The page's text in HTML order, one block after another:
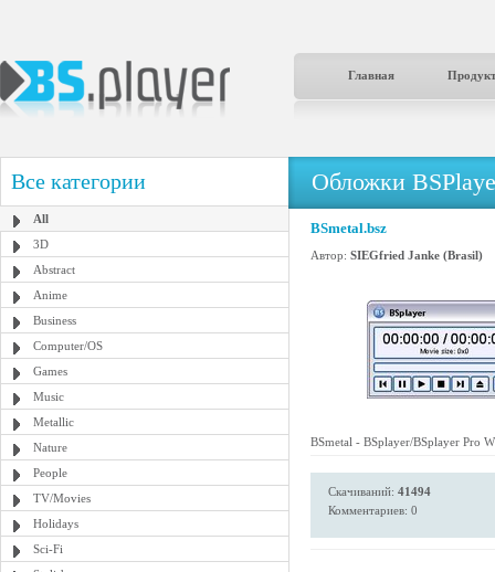
Главная
Все категории
All
3D
Abstract
Anime
Business
Computer/OS
Games
Music
Metallic
Nature
People
TV/Movies
Holidays
Sci-Fi
Обложки
BSmetal.bsz
Автор: SIEGfried Janke (Brasil)
BSmetal - BSplayer/BSplayer Pro
Скачиваний: 41494
Комментариев: 0